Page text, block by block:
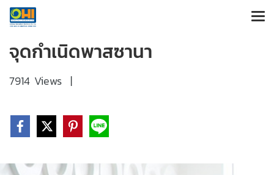
จุดกำเนิดพาสซานา
7914 Views |